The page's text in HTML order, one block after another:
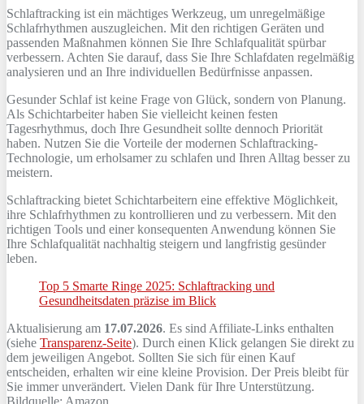
Schlaftracking ist ein mächtiges Werkzeug, um unregelmäßige
Schlafrhythmen auszugleichen. Mit den richtigen Geräten und
passenden Maßnahmen können Sie Ihre Schlafqualität spürbar
verbessern. Achten Sie darauf, dass Sie Ihre Schlafdaten regelmäßig
analysieren und an Ihre individuellen Bedürfnisse anpassen.
Gesunder Schlaf ist keine Frage von Glück, sondern von Planung.
Als Schichtarbeiter haben Sie vielleicht keinen festen
Tagesrhythmus, doch Ihre Gesundheit sollte dennoch Priorität
haben. Nutzen Sie die Vorteile der modernen Schlaftracking-
Technologie, um erholsamer zu schlafen und Ihren Alltag besser zu
meistern.
Schlaftracking bietet Schichtarbeitern eine effektive Möglichkeit,
ihre Schlafrhythmen zu kontrollieren und zu verbessern. Mit den
richtigen Tools und einer konsequenten Anwendung können Sie
Ihre Schlafqualität nachhaltig steigern und langfristig gesünder
leben.
Top 5 Smarte Ringe 2025: Schlaftracking und
Gesundheitsdaten präzise im Blick
Aktualisierung am 17.07.2026. Es sind Affiliate-Links enthalten
(siehe Transparenz-Seite). Durch einen Klick gelangen Sie direkt zu
dem jeweiligen Angebot. Sollten Sie sich für einen Kauf
entscheiden, erhalten wir eine kleine Provision. Der Preis bleibt für
Sie immer unverändert. Vielen Dank für Ihre Unterstützung.
Bildquelle: Amazon.